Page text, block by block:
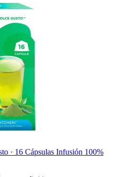
· 16 Cápsulas Infusión 100%